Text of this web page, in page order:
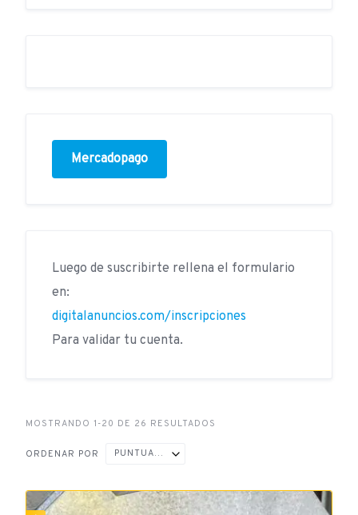
Mercadopago
Luego de suscribirte rellena el formulario
en:
digitalanuncios.com/inscripciones
Para validar tu cuenta.
MOSTRANDO 1-20 DE 26 RESULTADOS
ORDENAR POR PUNTUACIÓN ↑